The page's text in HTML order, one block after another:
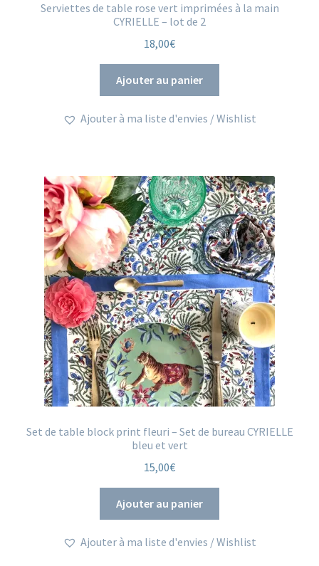
Serviettes de table rose vert imprimées à la main
CYRIELLE – lot de 2
18,00€
Ajouter au panier
Ajouter à ma liste d'envies / Wishlist
Set de table block print fleuri – Set de bureau CYRIELLE
bleu et vert
15,00€
Ajouter au panier
Ajouter à ma liste d'envies / Wishlist